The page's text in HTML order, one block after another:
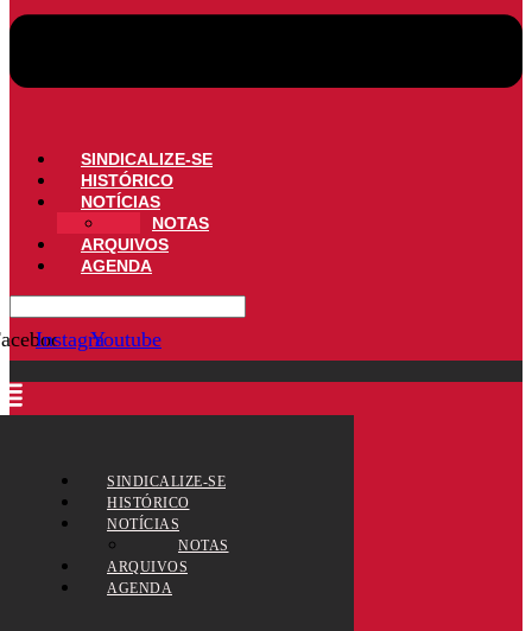
SINDICALIZE-SE
HISTÓRICO
NOTÍCIAS
NOTAS
ARQUIVOS
AGENDA
InstagramYoutube
SINDICALIZE-SE
HISTÓRICO
NOTÍCIAS
NOTAS
ARQUIVOS
AGENDA